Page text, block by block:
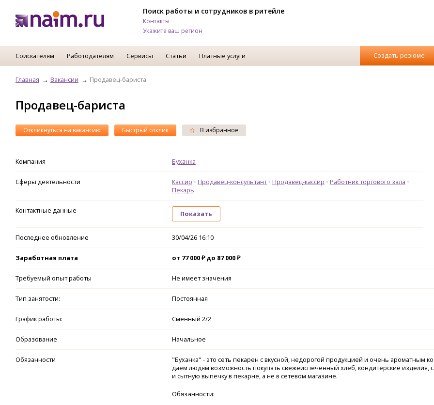
Поиск работы и сотрудников в ритейле
Контакты
Укажите ваш регион
Соискателям Работодателям Сервисы Статьи Платные услуги Создать резюме
Главная Вакансии Продавец-бариста
Продавец-бариста
Откликнуться на вакансию Быстрый отклик В избранное
Компания Буханка
Сферы деятельности Кассир Продавец-консультант Продавец-кассир
Работник торгового зала
Пекарь
Контактные данные Показать
Последнее обновление 30/04/26 16:10
Заработная плата от 77 000 ₽ до 87 000 ₽
Требуемый опыт работы Не имеет значения
Тип занятости: Постоянная
График работы: Сменный 2/2
Образование Начальное
Обязанности
"Буханка" - это сеть пекарен с вкусной, недорогой продукцией и очень ароматным
даем людям возможность покупать свежеиспеченный хлеб, кондитерские изделия,
и сытную выпечку в пекарне, а не в сетевом магазине.
Обязанности: